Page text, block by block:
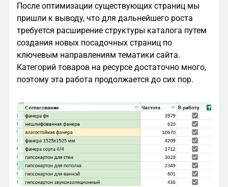
После оптимизации существующих страниц мы
пришли к выводу, что для дальнейшего роста
требуется расширение структуры каталога путем
создания новых посадочных страниц по
ключевым направлениям тематики сайта.
Категорий товаров на ресурсе достаточно много,
поэтому эта работа продолжается до сих пор.